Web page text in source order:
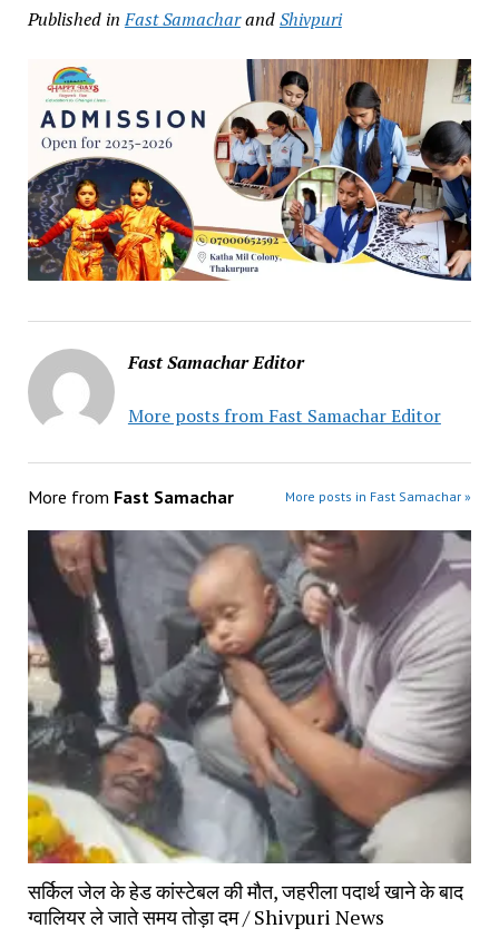
Published in Fast SamacharandShivpuri
Fast Samachar Editor
More posts from Fast Samachar Editor
More from Fast Samachar More posts in Fast Samachar »
सर्किल जेल के हेड कांस्टेबल की मौत, जहरीला पदार्थ खाने के बाद
ग्वालियर ले जाते समय तोड़ा दम / Shivpuri News